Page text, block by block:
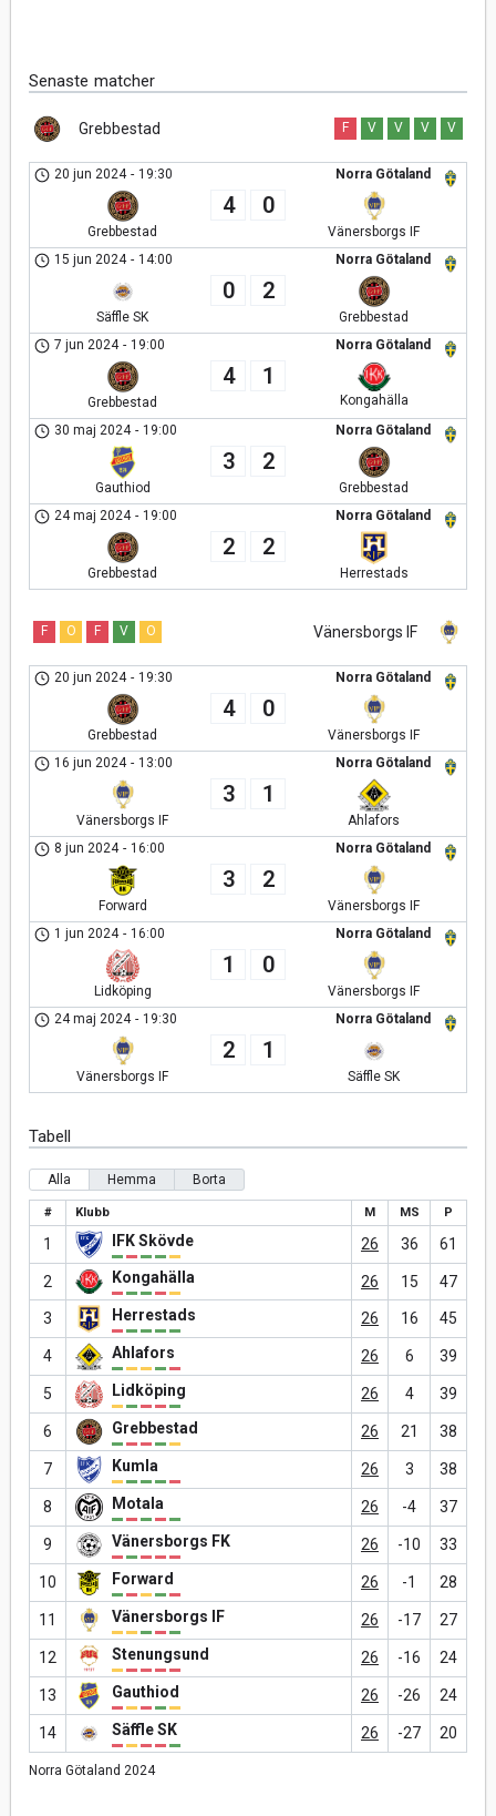
Senaste matcher
Grebbestad F V V V V
Norra Götaland
20 jun 2024 - 19:30
Grebbestad
4 0
Vänersborgs IF
Norra Götaland
15 jun 2024 - 14:00
Säffle SK
0 2
Grebbestad
Norra Götaland
7 jun 2024 - 19:00
Grebbestad
4 1
Kongahälla
Norra Götaland
30 maj 2024 - 19:00
Gauthiod
3 2
Grebbestad
Norra Götaland
24 maj 2024 - 19:00
Grebbestad
2 2
Herrestads
Vänersborgs IF
F O F V O
Norra Götaland
20 jun 2024 - 19:30
Grebbestad
4 0
Vänersborgs IF
Norra Götaland
16 jun 2024 - 13:00
Vänersborgs IF
3 1
Ahlafors
Norra Götaland
8 jun 2024 - 16:00
Forward
3 2
Vänersborgs IF
Norra Götaland
1 jun 2024 - 16:00
Lidköping
1 0
Vänersborgs IF
Norra Götaland
24 maj 2024 - 19:30
Vänersborgs IF
2 1
Säffle SK
Tabell
Alla Hemma Borta
# Klubb M MS P
1 IFK Skövde 26 36 61
2 Kongahälla 26 15 47
3 Herrestads 26 16 45
4 Ahlafors 26 6 39
5 Lidköping 26 4 39
6 Grebbestad 26 21 38
7 Kumla 26 3 38
8 Motala 26 -4 37
9 Vänersborgs FK 26 -10 33
10 Forward 26 -1 28
11 Vänersborgs IF 26 -17 27
12 Stenungsund 26 -16 24
13 Gauthiod 26 -26 24
14 Säffle SK 26 -27 20
Norra Götaland 2024